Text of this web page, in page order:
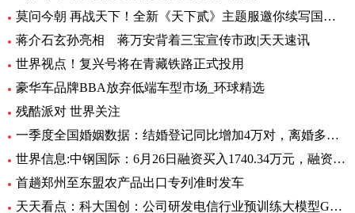
莫问今朝 再战天下！全新《天下贰》主题服邀你续写国韵风华！_当前播报
蒋介石玄孙亮相 蒋万安背着三宝宣传市政|天天速讯
世界视点！复兴号将在青藏铁路正式投用
豪华车品牌BBA放弃低端车型市场_环球精选
残酷派对 世界关注
一季度全国婚姻数据：结婚登记同比增加4万对，离婚多了12万对
世界信息:中钢国际：6月26日融资买入1740.34万元，融资融券余额2.76亿元
首趟郑州至东盟农产品出口专列准时发车
天天看点：科大国创：公司研发电信行业预训练大模型GC-TeleGPT 现已在电信智能客服等领域实现落地应用